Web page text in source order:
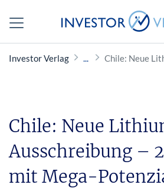
Investor Verlag Chile: Neue
Chile: Neue
Ausschreibung –
mit Mega-